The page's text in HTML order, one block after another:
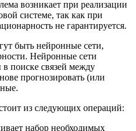
возникает при реализации
системе, так как при
не гарантируется.
быть нейронные сети,
Нейронные сети
поиске связей между
прогнозировать (или
из следующих операций:
набор необходимых